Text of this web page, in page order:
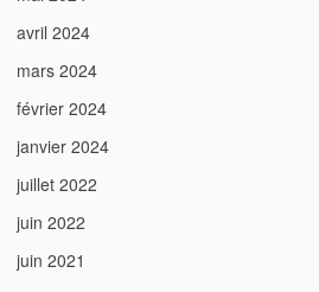
avril 2024
mars 2024
février 2024
janvier 2024
juillet 2022
juin 2022
juin 2021